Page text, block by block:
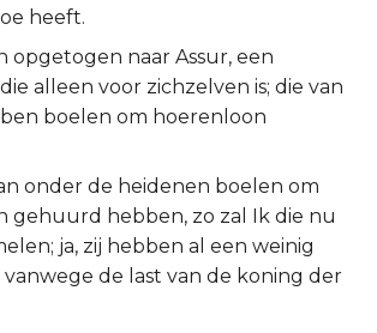
heeft.
opgetogen naar Assur, een
alleen voor zichzelven is; die van
boelen om hoerenloon
onder de heidenen boelen om
gehuurd hebben, zo zal Ik die nu
ja, zij hebben al een weinig
de last van de koning der